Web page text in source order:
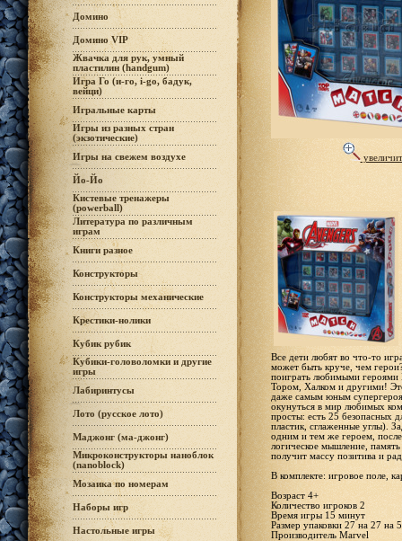
Домино
Домино VIP
Жвачка для рук, умный
пластилин (handgum)
Игра Го (и-го, i-go, бадук,
вейци)
Игральные карты
Игры из разных стран
(экзотические)
Игры на свежем воздухе
Йо-Йо
Кистевые тренажеры
(powerball)
Литература по различным
играм
Книги разное
Конструкторы
Конструкторы механические
Крестики-нолики
Кубик рубик
Кубики-головоломки и другие
игры
Лабиринтусы
Лото (русское лото)
Маджонг (ма-джонг)
Микроконструкторы наноблок
(nanoblock)
Мозаика по номерам
Наборы игр
Настольные игры
Все дети любят во что-то
может быть круче, чем
поиграть любимыми героями
Тором, Халком и другими!
даже самым юным
окунуться в мир любимых
просты: есть 25 безопасных
пластик, сглаженные углы).
одним и тем же героем,
логическое мышление,
получит массу позитива и
В комплекте: игровое поле,
Возраст 4+
Количество игроков 2
Время игры 15 минут
Размер упаковки 27 на 27 на
Производитель Marvel